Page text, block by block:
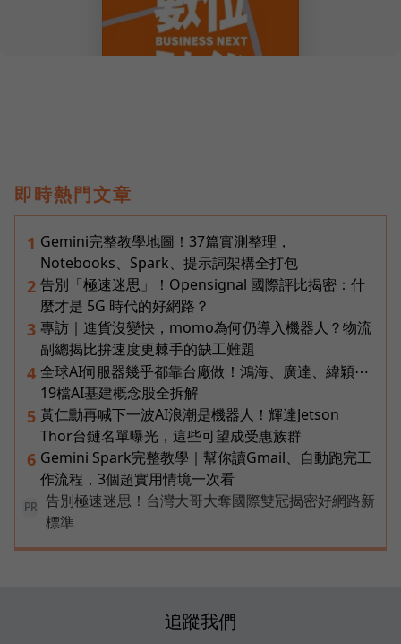
即時熱門文章
1 Gemini完整教學地圖！37篇實測整理，
Notebooks、Spark、提示詞架構全打包
2 告別「極速迷思」！Opensignal 國際評比揭密：什
麼才是 5G 時代的好網路？
3 專訪｜進貨沒變快，momo為何仍導入機器人？物流
副總揭比拚速度更棘手的缺工難題
4 全球AI伺服器幾乎都靠台廠做！鴻海、廣達、緯穎⋯
19檔AI基建概念股全拆解
5 黃仁勳再喊下一波AI浪潮是機器人！輝達Jetson
Thor台鏈名單曝光，這些可望成受惠族群
6 Gemini Spark完整教學｜幫你讀Gmail、自動跑完工
作流程，3個超實用情境一次看
PR
告別極速迷思！台灣大哥大奪國際雙冠揭密好網路新
標準
追蹤我們